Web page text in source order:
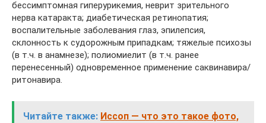
бессимптомная гиперурикемия, неврит зрительного
нерва катаракта; диабетическая ретинопатия;
воспалительные заболевания глаз, эпилепсия,
склонность к судорожным припадкам; тяжелые психозы
(в т.ч. в анамнезе); полиомиелит (в т.ч. ранее
перенесенный) одновременное применение саквинавира/
ритонавира.
Читайте также: Иссоп — что это такое фото,